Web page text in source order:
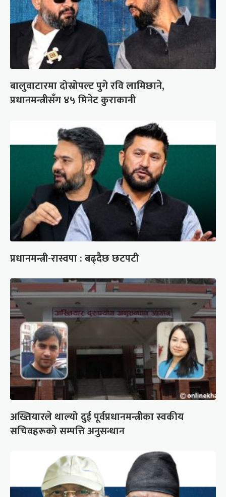
बालुवाटारमा दोस्रोपल्ट पुगे रवि लामिछाने,
प्रधानमन्त्रीसँग ४५ मिनेट कुराकानी
प्रधानमन्त्री-रास्वपा : बढ्दैछ छटपटी
अख्तियारले थाल्यो दुई पूर्वप्रधानमन्त्रीका स्वकीय
सचिवहरूको सम्पत्ति अनुसन्धान